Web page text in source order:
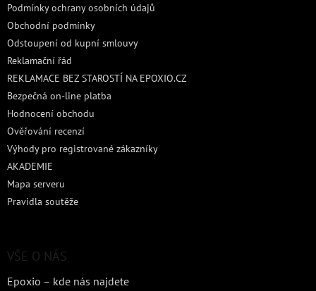
Podmínky ochrany osobních údajů
Obchodní podmínky
Odstoupení od kupní smlouvy
Reklamační řád
REKLAMACE BEZ STAROSTÍ NA EPOXIO.CZ
Bezpečná on-line platba
Hodnocení obchodu
Ověřování recenzí
Výhody pro registrované zákazníky
AKADEMIE
Mapa serveru
Pravidla soutěže
VŠE O NÁS
Epoxio – kde nás najdete